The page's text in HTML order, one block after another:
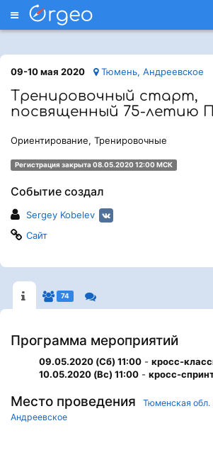
Меню
09-10 мая 2020 Тюмень, Андреевское
Тренировочный старт,
посвященный 75-летию
Ориентирование, Тренировочные
Регистрация закрыта 08.05.2020 12:00 МСК
Событие создал
Sergey Kobelev
Сайт
74
Программа мероприятий
09.05.2020 (Сб) 11:00 - кросс-
10.05.2020 (Вс) 11:00 - кросс-
Место проведения Тюменская обл.
Андреевское